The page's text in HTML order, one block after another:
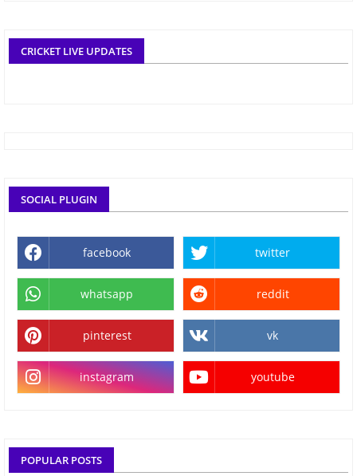
CRICKET LIVE UPDATES
SOCIAL PLUGIN
facebook twitter
whatsapp reddit
pinterest vk
instagram youtube
POPULAR POSTS